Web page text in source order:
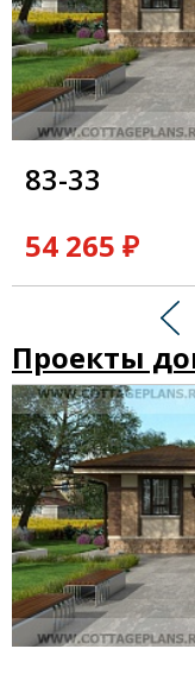
83-33
54 265 ₽
Проекты